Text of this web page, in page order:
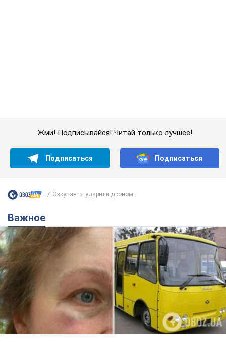
Во Львове женщина спровоцировала конфликт,
разговаривая на русском языке в маршрутке:
полиция составила административный
протокол. Видео
На место происшествия прибыли патрульные полицейские и
следственно-оперативная группа
"Воюют, потому что глупы": в
Черновцах водитель автобуса
проявил неуважение к украинским